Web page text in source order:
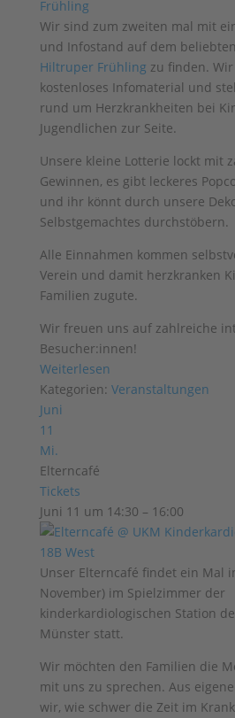
Wir sind zum zweiten mal mit
und Infostand auf dem beliebten
Hiltruper Frühling zu finden.
kostenloses Infomaterial und
rund um Herzkrankheiten bei
Jugendlichen zur Seite.
Unsere kleine Lotterie lockt mit
Gewinnen, es gibt leckeres
und ihr könnt durch unsere
Selbstgemachtes durchstöbern.
Alle Einnahmen kommen
Verein und damit herzkranken
Familien zugute.
Wir freuen uns auf zahlreiche
Besucher:innen!
Weiterlesen
Kategorien: Veranstaltungen
Juni
11
Mi.
Elterncafé
Tickets
Juni 11 um 14:30 – 16:00
Unser Elterncafé findet ein Mal
November) im Spielzimmer der
kinderkardiologischen Station
Münster statt.
Wir möchten den Familien die
mit uns zu sprechen. Aus
wir, wie schwer die Zeit im